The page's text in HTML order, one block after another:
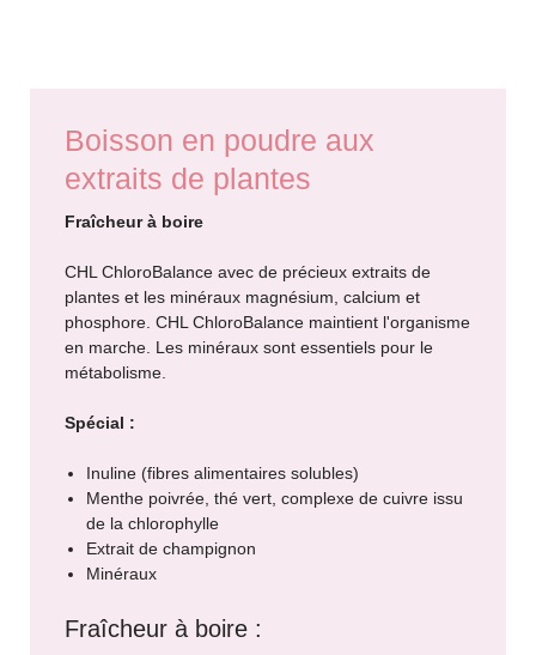
Boisson en poudre aux
extraits de plantes
Fraîcheur à boire
CHL ChloroBalance avec de précieux extraits de
plantes et les minéraux magnésium, calcium et
phosphore. CHL ChloroBalance maintient l'organisme
en marche. Les minéraux sont essentiels pour le
métabolisme.
Spécial :
Inuline (fibres alimentaires solubles)
Menthe poivrée, thé vert, complexe de cuivre issu
de la chlorophylle
Extrait de champignon
Minéraux
Fraîcheur à boire :